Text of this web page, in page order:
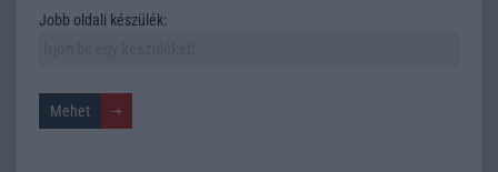
Jobb oldali készülék: